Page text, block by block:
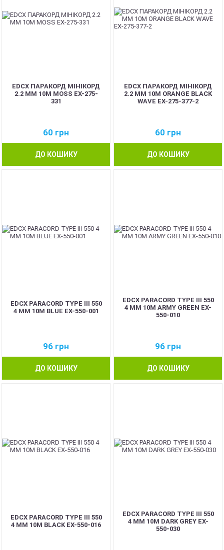
EDCX ПАРАКОРД МІНІКОРД
2.2 ММ 10М MOSS EX-275-
331
60 грн
ДО КОШИКУ
EDCX ПАРАКОРД МІНІКОРД
2.2 ММ 10М ORANGE BLACK
WAVE EX-275-377-2
60 грн
ДО КОШИКУ
EDCX PARACORD TYPE III 550
4 ММ 10М BLUE EX-550-001
96 грн
ДО КОШИКУ
EDCX PARACORD TYPE III 550
4 ММ 10М ARMY GREEN EX-
550-010
96 грн
ДО КОШИКУ
EDCX PARACORD TYPE III 550
4 ММ 10М BLACK EX-550-016
EDCX PARACORD TYPE III 550
4 ММ 10М DARK GREY EX-
550-030